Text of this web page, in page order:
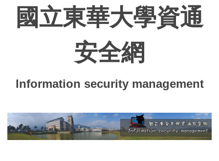
國立東華大學資通
安全網
Information security management